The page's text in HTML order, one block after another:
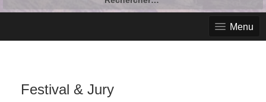
Menu
Festival & Jury